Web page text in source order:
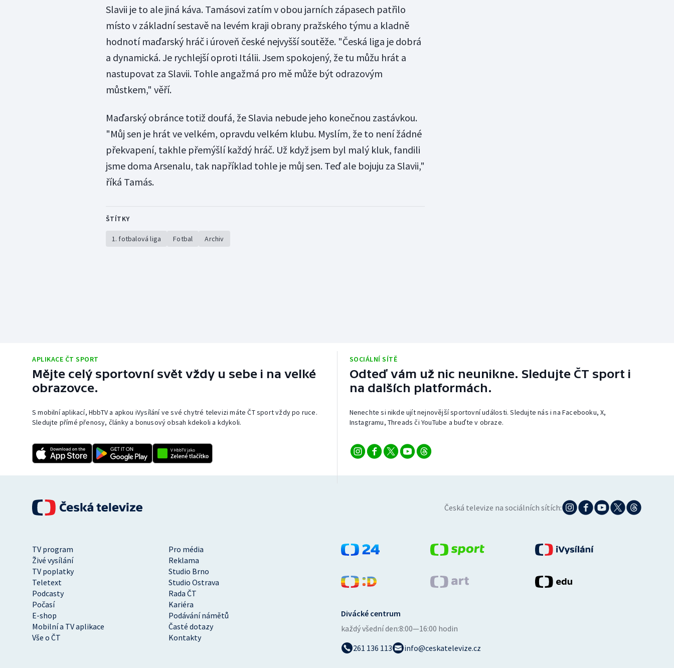
Slavii je to ale jiná káva. Tamásovi zatím v obou jarních zápasech patřilo
místo v základní sestavě na levém kraji obrany pražského týmu a kladně
hodnotí maďarský hráč i úroveň české nejvyšší soutěže. "Česká liga je dobrá
a dynamická. Je rychlejší oproti Itálii. Jsem spokojený, že tu můžu hrát a
nastupovat za Slavii. Tohle angažmá pro mě může být odrazovým
můstkem," věří.
Maďarský obránce totiž doufá, že Slavia nebude jeho konečnou zastávkou.
"Můj sen je hrát ve velkém, opravdu velkém klubu. Myslím, že to není žádné
překvapení, takhle přemýšlí každý hráč. Už když jsem byl malý kluk, fandili
jsme doma Arsenalu, tak například tohle je můj sen. Teď ale bojuju za Slavii,"
říká Tamás.
ŠTÍTKY
1. fotbalová liga Fotbal Archiv
APLIKACE ČT SPORT
Mějte celý sportovní svět vždy u sebe i na velké
obrazovce.
S mobilní aplikací, HbbTV a apkou iVysílání ve své chytré televizi máte ČT sport vždy po ruce.
Sledujte přímé přenosy, články a bonusový obsah kdekoli a kdykoli.
SOCIÁLNÍ SÍTĚ
Odteď vám už nic neunikne. Sledujte ČT sport i
na dalších platformách.
Nenechte si nikde ujít nejnovější sportovní události. Sledujte nás i na Facebooku, X,
Instagramu, Threads či YouTube a buďte v obraze.
Česká televize na sociálních sítích:
TV program
Pro média
Živé vysílání
Reklama
TV poplatky
Studio Brno
Teletext
Studio Ostrava
Podcasty
Rada ČT
Počasí
Kariéra
E-shop
Podávání námětů
Mobilní a TV aplikace
Časté dotazy
Vše o ČT
Kontakty
Divácké centrum
každý všední den:8:00—16:00 hodin
261 136 113
info@ceskatelevize.cz